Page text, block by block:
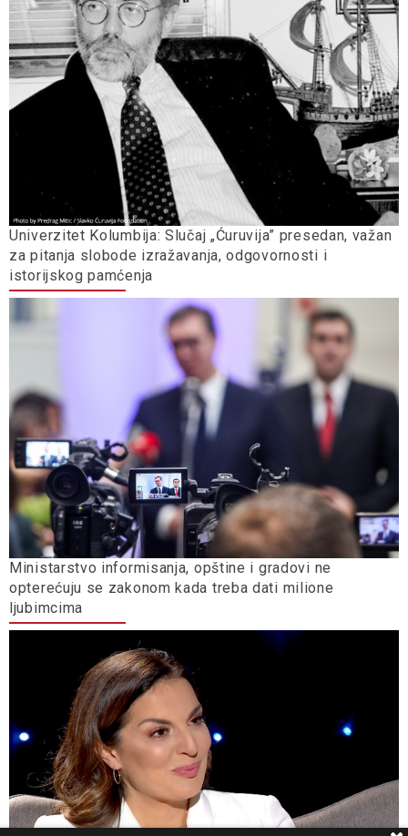
Univerzitet Kolumbija: Slučaj „Ćuruvija” presedan, važan
za pitanja slobode izražavanja, odgovornosti i
istorijskog pamćenja
Ministarstvo informisanja, opštine i gradovi ne
opterećuju se zakonom kada treba dati milione
ljubimcima